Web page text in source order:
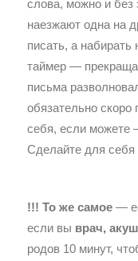
слова, можно и без
наезжают одна на
писать, а набирать
таймер —
письма
обязательно
себя, если можете
Сделайте для себя
!!! То же самое—
если вы врач,
родов 10 минут,